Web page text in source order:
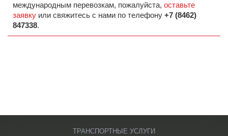
международным перевозкам, пожалуйста, оставьте
заявку или свяжитесь с нами по телефону +7 (8462)
847338.
ТРАНСПОРТНЫЕ УСЛУГИ